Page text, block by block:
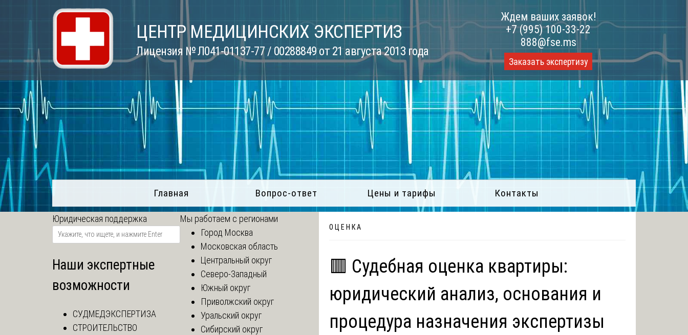
ЦЕНТР МЕДИЦИНСКИХ ЭКСПЕРТИЗ
Лицензия № Л041-01137-77 / 00288849 от 21 августа 2013 года
Ждем ваших заявок!
+7 (995) 100-33-22
888@fse.ms
Заказать экспертизу
Главная Вопрос-ответ Цены и тарифы Контакты
О Ц Е Н К А
🟥 Судебная оценка квартиры:
юридический анализ, основания и
процедура назначения экспертизы
Юридическая поддержка
Наши экспертные
возможности
СУДМЕДЭКСПЕРТИЗА
СТРОИТЕЛЬСТВО
Мы работаем с регионами
Город Москва
Московская область
Центральный округ
Северо-Западный
Южный округ
Приволжский округ
Уральский округ
Сибирский округ